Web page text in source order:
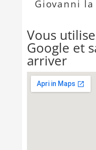
Giovanni la
Vous
Google et
arriver